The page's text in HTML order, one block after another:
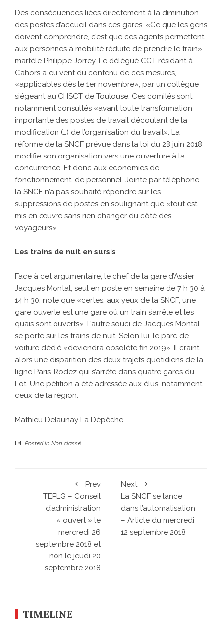
Des conséquences liées directement à la diminution
des postes d’accueil dans ces gares. «Ce que les gens
doivent comprendre, c’est que ces agents permettent
aux personnes à mobilité réduite de prendre le train»,
martèle Philippe Jorrey. Le délégué CGT résidant à
Cahors a eu vent du contenu de ces mesures,
«applicables dès le 1er novembre», par un collègue
siégeant au CHSCT de Toulouse. Ces comités sont
notamment consultés «avant toute transformation
importante des postes de travail découlant de la
modification (…) de l’organisation du travail». La
réforme de la SNCF prévue dans la loi du 28 juin 2018
modifie son organisation vers une ouverture à la
concurrence. Et donc aux économies de
fonctionnement, de personnel. Jointe par téléphone,
la SNCF n’a pas souhaité répondre sur les
suppressions de postes en soulignant que «tout est
mis en œuvre sans rien changer du côté des
voyageurs».
Les trains de nuit en sursis
Face à cet argumentaire, le chef de la gare d’Assier
Jacques Montal, seul en poste en semaine de 7 h 30 à
14 h 30, note que «certes, aux yeux de la SNCF, une
gare ouverte est une gare où un train s’arrête et les
quais sont ouverts». L’autre souci de Jacques Montal
se porte sur les trains de nuit. Selon lui, le parc de
voiture dédié «deviendra obsolète fin 2019». Il craint
alors une disparition des deux trajets quotidiens de la
ligne Paris-Rodez qui s’arrête dans quatre gares du
Lot. Une pétition a été adressée aux élus, notamment
ceux de la région.
Mathieu Delaunay La Dépêche
Posted in Non classé
Prev
TEPLG – Conseil
d’administration
« ouvert » le
mercredi 26
septembre 2018 et
non le jeudi 20
septembre 2018
Next
La SNCF se lance
dans l’automatisation
– Article du mercredi
12 septembre 2018
TIMELINE